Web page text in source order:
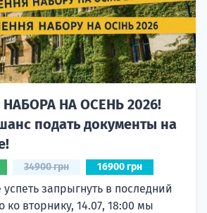
НА ОСЕНЬ 2026!
подать документы на
34900 грн 16900 грн
запрыгнуть в последний
ко вторнику, 14.07, 18:00 мы